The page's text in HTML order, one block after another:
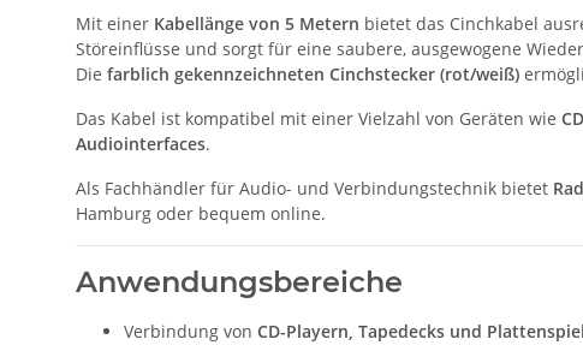
Mit einer Kabellänge von 5 Metern bietet das Cinchkabel
Störeinflüsse und sorgt für eine saubere, ausgewogene
Die farblich gekennzeichneten Cinchstecker (rot/weiß)
Das Kabel ist kompatibel mit einer Vielzahl von Geräten wie
Audiointerfaces.
Als Fachhändler für Audio- und Verbindungstechnik bietet
Hamburg oder bequem online.
Anwendungsbereiche
Verbindung von CD-Playern, Tapedecks und